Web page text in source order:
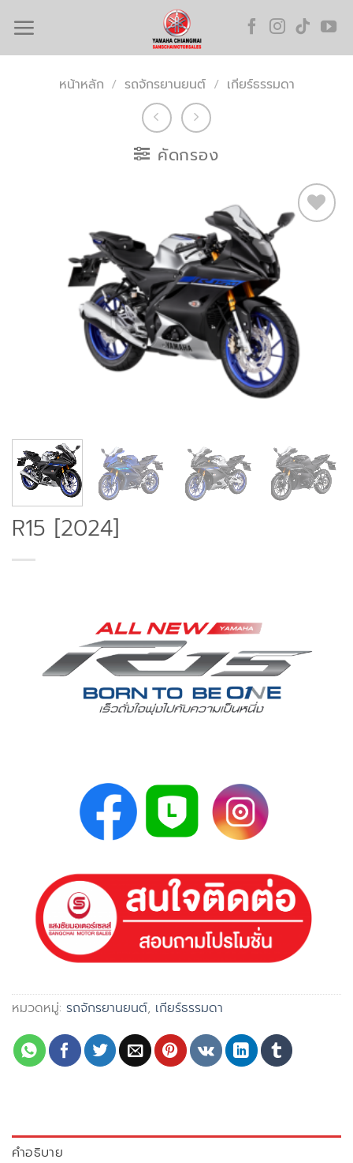
to
content
หน้าหลัก / รถจักรยานยนต์ / เกียร์ธรรมดา
คัดกรอง
R15 [2024]
หมวดหมู่: รถจักรยานยนต์, เกียร์ธรรมดา
คำอธิบาย